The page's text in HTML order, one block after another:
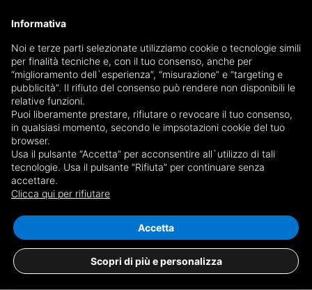
Receive a copy of the newspaper by mail
Choose newspaper
No results for
Mezzojuso
Informativa
Noi e terze parti selezionate utilizziamo cookie o tecnologie simili
per finalità tecniche e, con il tuo consenso, anche per
“miglioramento dell`esperienza”, “misurazione” e “targeting e
pubblicità”. Il rifiuto del consenso può rendere non disponibili le
relative funzioni.
Puoi liberamente prestare, rifiutare o revocare il tuo consenso,
in qualsiasi momento, secondo le impsotazioni cookie del tuo
browser.
Usa il pulsante “Accetta” per acconsentire all`utilizzo di tali
tecnologie. Usa il pulsante “Rifiuta” per continuare senza
accettare.
Clicca qui per rifiutare
Scopri di più e personalizza
Accetta